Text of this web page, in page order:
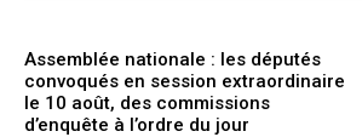
Assemblée nationale : les députés
convoqués en session extraordinaire
le 10 août, des commissions
d’enquête à l’ordre du jour